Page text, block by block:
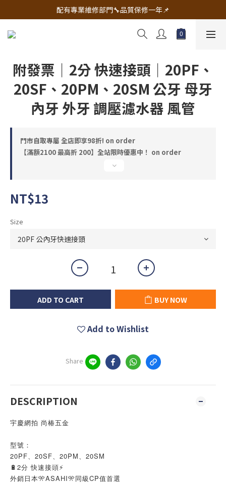
🔧電動工具&五金唯一首選 宇慶五金網拍🔧
配有專業維修部門🔧品質保修一年📌
🔧電動工具&五金唯一首選 宇慶五金網拍🔧
附發票｜2分 快速接頭｜20PF、
20SF、20PM、20SM 公牙 母牙
內牙 外牙 調壓濾水器 風管
門市自取專屬 全店即享98折! on order
【滿額2100 最高折 200】全站限時優惠中！ on order
NT$13
Size
ADD TO CART BUY NOW
Add to Wishlist
Share
DESCRIPTION
宇慶網拍 尚椿五金
型號：
20PF、20SF、20PM、20SM
🔋2分 快速接頭⚡
外銷日本🎌ASAHI🎌同級CP值首選